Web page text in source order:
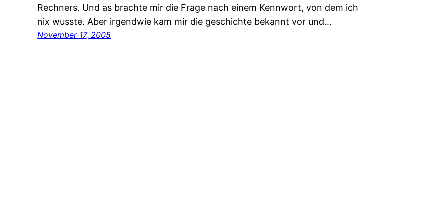
Rechners. Und as brachte mir die Frage nach einem Kennwort, von dem ich
nix wusste. Aber irgendwie kam mir die geschichte bekannt vor und…
November 17, 2005